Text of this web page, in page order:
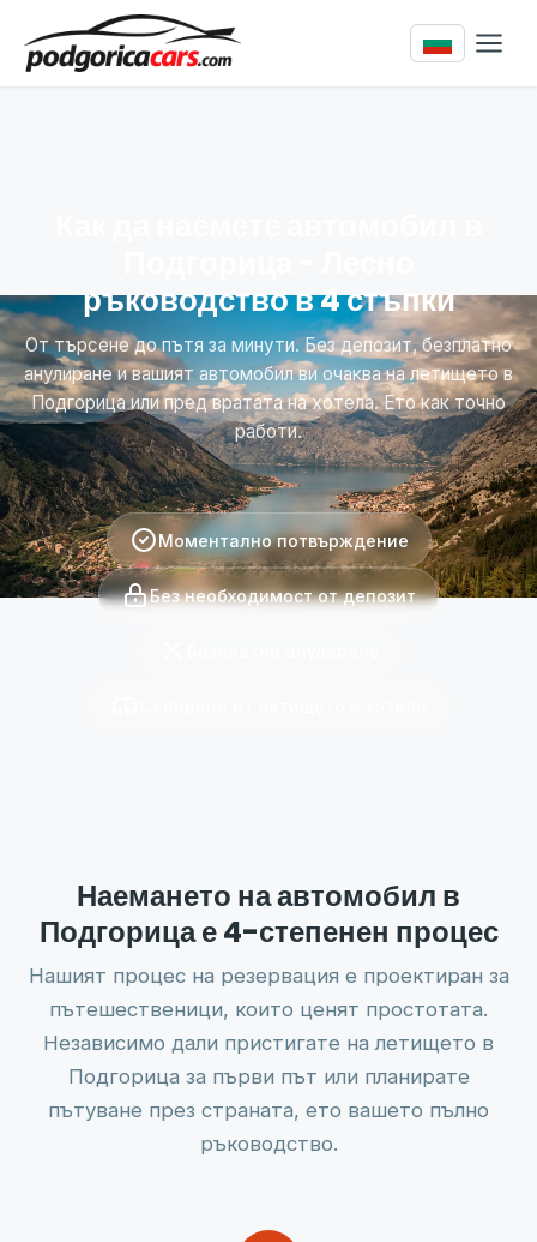
ръководство в 4 стъпки
От търсене до пътя за минути. Без депозит, безплатно
анулиране и вашият автомобил ви очаква на летището в
Подгорица или пред вратата на хотела. Ето как точно
работи.
Моментално потвърждение
Без необходимост от депозит
Наемането на автомобил в
Подгорица е 4-степенен процес
Нашият процес на резервация е проектиран за
пътешественици, които ценят простотата.
Независимо дали пристигате на летището в
Подгорица за първи път или планирате
пътуване през страната, ето вашето пълно
ръководство.